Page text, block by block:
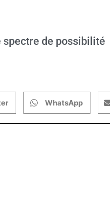
spectre de possibilité
WhatsApp